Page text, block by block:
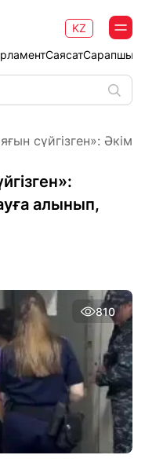
Саясат
KZ
сүйгізген»:
алынып,
810